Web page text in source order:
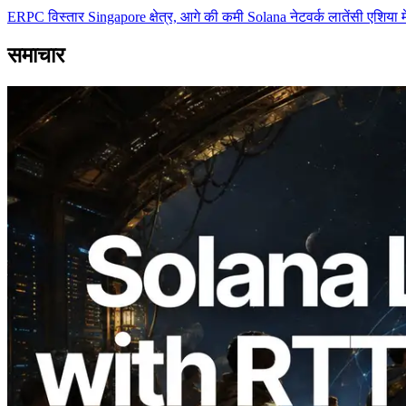
ERPC विस्तार Singapore क्षेत्र, आगे की कमी Solana नेटवर्क लातेंसी एशिया
समाचार